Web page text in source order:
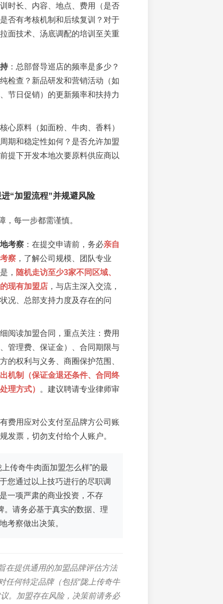
时长、内容、地点、费用（是否
否有考核机制和后续复训？对于
面技术、汤底调配的培训至关重
：总部督导巡店的频率是多少？
检查？新品研发和营销活动（如
节日促销）的更新频率和扶持力
心原料（如面粉、牛肉、香料）
期和稳定性如何？是否允许加盟
提下开发本地次要原料供应商以
“加盟流程”并规避风险
，每一步都需谨慎。
考察：在提交申请前，务必亲自
察，了解公司规模、团队专业
， 随机走访至少3家不同区域、
现有加盟店，与店主深入交流，
况、总部支持力度及存在的问
阅读加盟合同，重点关注：费用
管理费、保证金）、合同期限与
的权利与义务、商圈保护范围、
机制（保证金退还条件、合同终
理方式）
。建议聘请专业律师审
费用应对公支付至品牌方公司账
发票，切勿支付给个人账户。
上传奇牛肉面加盟怎么样”的最
您通过以上技巧进行的尽职调
一项严肃的商业投资，不存
。请务必基于真实的数据、理
考察做出决策。
在提供通用的加盟品牌评估方法
任何特定品牌（包括“陇上传奇牛
。加盟存在风险，决策前请务必